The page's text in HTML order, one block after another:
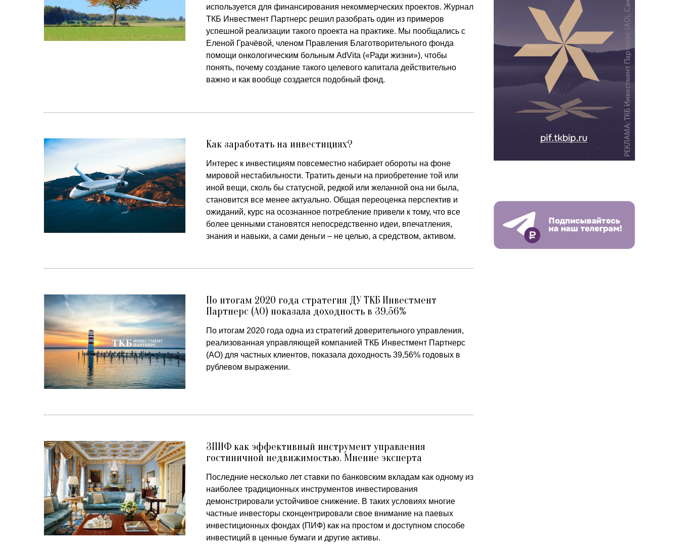
используется для финансирования некоммерческих проектов. Журнал
ТКБ Инвестмент Партнерс решил разобрать один из примеров
успешной реализации такого проекта на практике. Мы пообщались с
Еленой Грачёвой, членом Правления Благотворительного фонда
помощи онкологическим больным AdVita («Ради жизни»), чтобы
понять, почему создание такого целевого капитала действительно
важно и как вообще создается подобный фонд.
Как заработать на инвестициях?
Интерес к инвестициям повсеместно набирает обороты на фоне
мировой нестабильности. Тратить деньги на приобретение той или
иной вещи, сколь бы статусной, редкой или желанной она ни была,
становится все менее актуально. Общая переоценка перспектив и
ожиданий, курс на осознанное потребление привели к тому, что все
более ценными становятся непосредственно идеи, впечатления,
знания и навыки, а сами деньги ‒ не целью, а средством, активом.
По итогам 2020 года стратегия ДУ ТКБ Инвестмент
Партнерс (АО) показала доходность в 39,56%
По итогам 2020 года одна из стратегий доверительного управления,
реализованная управляющей компанией ТКБ Инвестмент Партнерс
(АО) для частных клиентов, показала доходность 39,56% годовых в
рублевом выражении.
ЗПИФ как эффективный инструмент управления
гостиничной недвижимостью. Мнение эксперта
Последние несколько лет ставки по банковским вкладам как одному из
наиболее традиционных инструментов инвестирования
демонстрировали устойчивое снижение. В таких условиях многие
частные инвесторы сконцентрировали свое внимание на паевых
инвестиционных фондах (ПИФ) как на простом и доступном способе
инвестиций в ценные бумаги и другие активы.